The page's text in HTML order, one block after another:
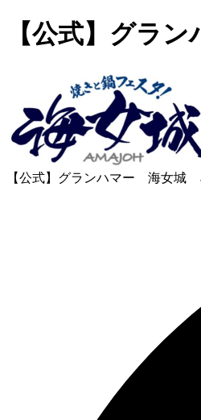
【公式】グラ
【公式】グランハマー 海女城